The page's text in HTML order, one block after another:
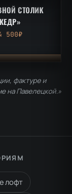
СТОЛИК
500₽
фактуре и
на Павелецкой.»
лофт